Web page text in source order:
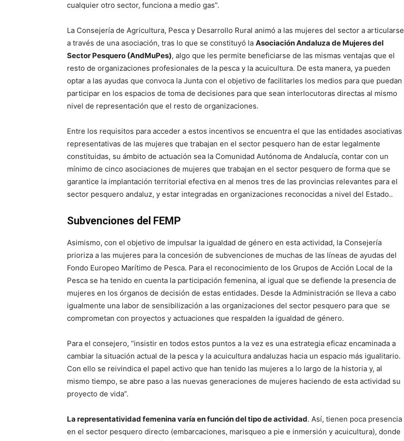
cualquier otro sector, funciona a medio gas”.
La Consejería de Agricultura, Pesca y Desarrollo Rural animó a las mujeres del sector a articularse
a través de una asociación, tras lo que se constituyó la Asociación Andaluza de Mujeres del
Sector Pesquero (AndMuPes), algo que les permite beneficiarse de las mismas ventajas que el
resto de organizaciones profesionales de la pesca y la acuicultura. De esta manera, ya pueden
optar a las ayudas que convoca la Junta con el objetivo de facilitarles los medios para que puedan
participar en los espacios de toma de decisiones para que sean interlocutoras directas al mismo
nivel de representación que el resto de organizaciones.
Entre los requisitos para acceder a estos incentivos se encuentra el que las entidades asociativas
representativas de las mujeres que trabajan en el sector pesquero han de estar legalmente
constituidas, su ámbito de actuación sea la Comunidad Autónoma de Andalucía, contar con un
mínimo de cinco asociaciones de mujeres que trabajan en el sector pesquero de forma que se
garantice la implantación territorial efectiva en al menos tres de las provincias relevantes para el
sector pesquero andaluz, y estar integradas en organizaciones reconocidas a nivel del Estado..
Subvenciones del FEMP
Asimismo, con el objetivo de impulsar la igualdad de género en esta actividad, la Consejería
prioriza a las mujeres para la concesión de subvenciones de muchas de las líneas de ayudas del
Fondo Europeo Marítimo de Pesca. Para el reconocimiento de los Grupos de Acción Local de la
Pesca se ha tenido en cuenta la participación femenina, al igual que se defiende la presencia de
mujeres en los órganos de decisión de estas entidades. Desde la Administración se lleva a cabo
igualmente una labor de sensibilización a las organizaciones del sector pesquero para que se
comprometan con proyectos y actuaciones que respalden la igualdad de género.
Para el consejero, “insistir en todos estos puntos a la vez es una estrategia eficaz encaminada a
cambiar la situación actual de la pesca y la acuicultura andaluzas hacia un espacio más igualitario.
Con ello se reivindica el papel activo que han tenido las mujeres a lo largo de la historia y, al
mismo tiempo, se abre paso a las nuevas generaciones de mujeres haciendo de esta actividad su
proyecto de vida”.
La representatividad femenina varía en función del tipo de actividad. Así, tienen poca presencia
en el sector pesquero directo (embarcaciones, marisqueo a pie e inmersión y acuicultura), donde